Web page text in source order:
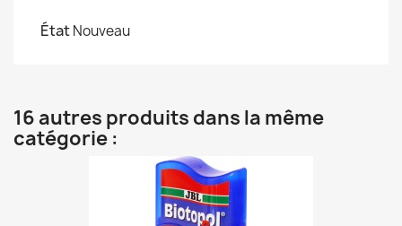
ÉtatNouveau
16 autres produits dans la même
catégorie :